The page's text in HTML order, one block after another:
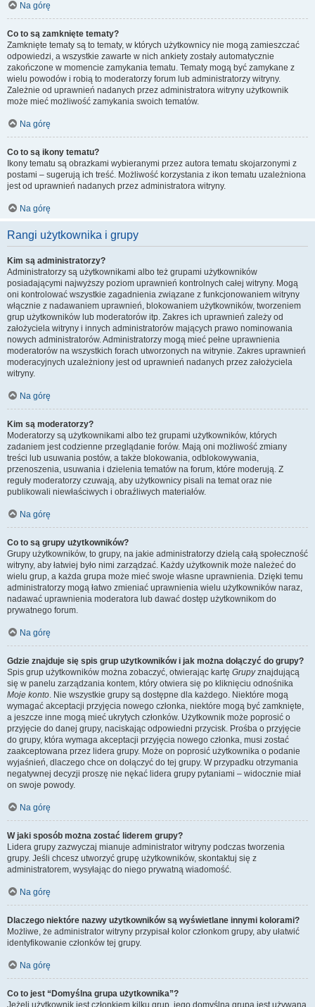
Na górę
Co to są zamknięte tematy?
Zamknięte tematy są to tematy, w których użytkownicy nie mogą zamieszczać
odpowiedzi, a wszystkie zawarte w nich ankiety zostały automatycznie
zakończone w momencie zamykania tematu. Tematy mogą być zamykane z
wielu powodów i robią to moderatorzy forum lub administratorzy witryny.
Zależnie od uprawnień nadanych przez administratora witryny użytkownik
może mieć możliwość zamykania swoich tematów.
Na górę
Co to są ikony tematu?
Ikony tematu są obrazkami wybieranymi przez autora tematu skojarzonymi z
postami – sugerują ich treść. Możliwość korzystania z ikon tematu uzależniona
jest od uprawnień nadanych przez administratora witryny.
Na górę
Rangi użytkownika i grupy
Kim są administratorzy?
Administratorzy są użytkownikami albo też grupami użytkowników
posiadającymi najwyższy poziom uprawnień kontrolnych całej witryny. Mogą
oni kontrolować wszystkie zagadnienia związane z funkcjonowaniem witryny
włącznie z nadawaniem uprawnień, blokowaniem użytkowników, tworzeniem
grup użytkowników lub moderatorów itp. Zakres ich uprawnień zależy od
założyciela witryny i innych administratorów mających prawo nominowania
nowych administratorów. Administratorzy mogą mieć pełne uprawnienia
moderatorów na wszystkich forach utworzonych na witrynie. Zakres uprawnień
moderacyjnych uzależniony jest od uprawnień nadanych przez założyciela
witryny.
Na górę
Kim są moderatorzy?
Moderatorzy są użytkownikami albo też grupami użytkowników, których
zadaniem jest codzienne przeglądanie forów. Mają oni możliwość zmiany
treści lub usuwania postów, a także blokowania, odblokowywania,
przenoszenia, usuwania i dzielenia tematów na forum, które moderują. Z
reguły moderatorzy czuwają, aby użytkownicy pisali na temat oraz nie
publikowali niewłaściwych i obraźliwych materiałów.
Na górę
Co to są grupy użytkowników?
Grupy użytkowników, to grupy, na jakie administratorzy dzielą całą społeczność
witryny, aby łatwiej było nimi zarządzać. Każdy użytkownik może należeć do
wielu grup, a każda grupa może mieć swoje własne uprawnienia. Dzięki temu
administratorzy mogą łatwo zmieniać uprawnienia wielu użytkowników naraz,
nadawać uprawnienia moderatora lub dawać dostęp użytkownikom do
prywatnego forum.
Na górę
Gdzie znajduje się spis grup użytkowników i jak można dołączyć do grupy?
Spis grup użytkowników można zobaczyć, otwierając kartę Grupyznajdującą
się w panelu zarządzania kontem, który otwiera się po kliknięciu odnośnika
Moje konto. Nie wszystkie grupy są dostępne dla każdego. Niektóre mogą
wymagać akceptacji przyjęcia nowego członka, niektóre mogą być zamknięte,
a jeszcze inne mogą mieć ukrytych członków. Użytkownik może poprosić o
przyjęcie do danej grupy, naciskając odpowiedni przycisk. Prośba o przyjęcie
do grupy, która wymaga akceptacji przyjęcia nowego członka, musi zostać
zaakceptowana przez lidera grupy. Może on poprosić użytkownika o podanie
wyjaśnień, dlaczego chce on dołączyć do tej grupy. W przypadku otrzymania
negatywnej decyzji proszę nie nękać lidera grupy pytaniami – widocznie miał
on swoje powody.
Na górę
W jaki sposób można zostać liderem grupy?
Lidera grupy zazwyczaj mianuje administrator witryny podczas tworzenia
grupy. Jeśli chcesz utworzyć grupę użytkowników, skontaktuj się z
administratorem, wysyłając do niego prywatną wiadomość.
Na górę
Dlaczego niektóre nazwy użytkowników są wyświetlane innymi kolorami?
Możliwe, że administrator witryny przypisał kolor członkom grupy, aby ułatwić
identyfikowanie członków tej grupy.
Na górę
Co to jest “Domyślna grupa użytkownika”?
Jeżeli użytkownik jest członkiem kilku grup, jego domyślna grupa jest używana